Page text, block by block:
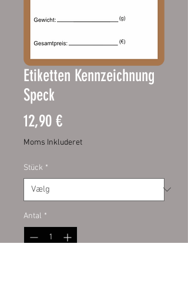
Etiketten Kennzeichnung
Speck
12,90 €Pris
Moms Inkluderet
Stück *
Antal *